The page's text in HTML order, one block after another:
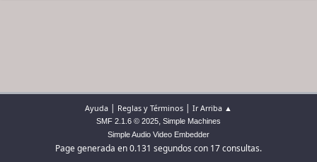
Ayuda | Reglas y Términos | Ir Arriba ▲
SMF 2.1.6 © 2025, Simple Machines
Simple Audio Video Embedder
Page generada en 0.131 segundos con 17 consultas.